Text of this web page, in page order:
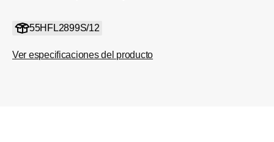
55HFL2899S/12
Ver especificaciones del producto